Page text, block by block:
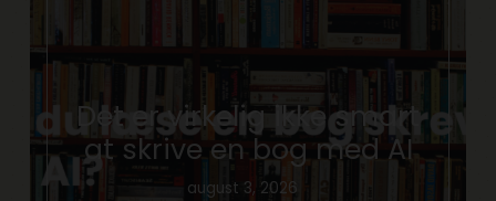
Det er virkelig ikke smart
at skrive en bog med AI
august 3, 2026